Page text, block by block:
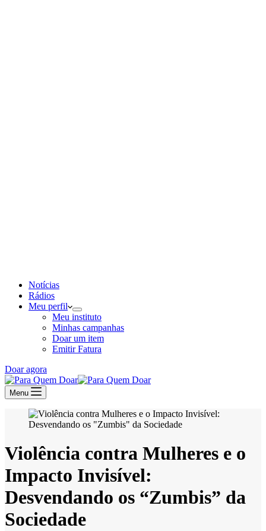
Notícias
Rádios
Meu perfil
Meu instituto
Minhas campanhas
Doar um item
Emitir Fatura
Doar agora
Menu
Violência contra Mulheres e o
Impacto Invisível:
Desvendando os “Zumbis” da
Sociedade